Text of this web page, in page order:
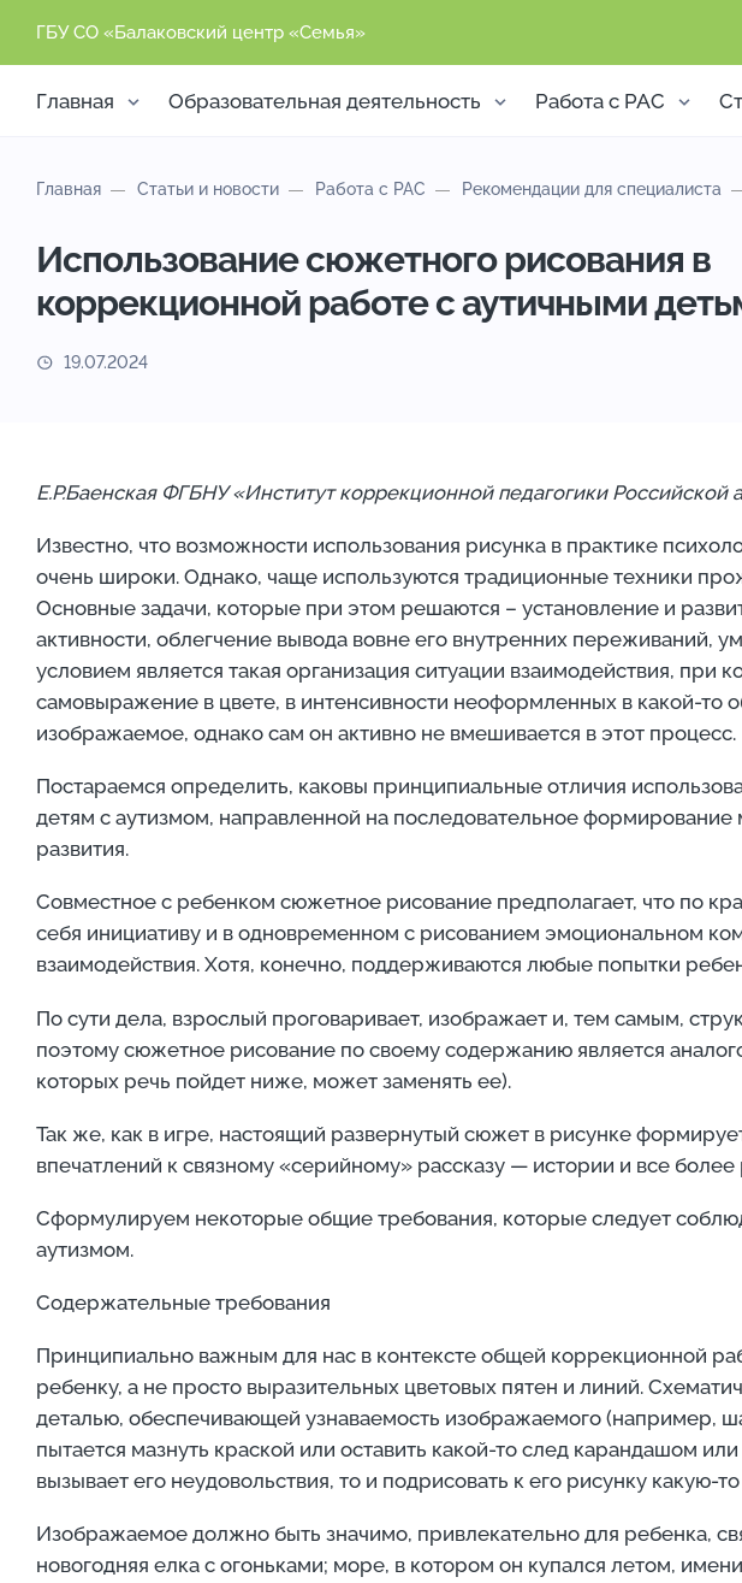
ГБУ СО «Балаковский центр «Семья»
Главная Образовательная деятельность Работа с РАС
Главная Статьи и новости Работа с РАС Рекомендации для специалиста
Использование сюжетного рисования в
коррекционной работе с аутичными
19.07.2024
Е.Р.Баенская ФГБНУ «Институт коррекционной педагогики Российской
Известно, что возможности использования рисунка в практике
очень широки. Однако, чаще используются традиционные техники
Основные задачи, которые при этом решаются – установление и
активности, облегчение вывода вовне его внутренних переживаний,
условием является такая организация ситуации взаимодействия,
самовыражение в цвете, в интенсивности неоформленных в какой-то
изображаемое, однако сам он активно не вмешивается в этот процесс.
Постараемся определить, каковы принципиальные отличия
детям с аутизмом, направленной на последовательное
развития.
Совместное с ребенком сюжетное рисование предполагает, что по
себя инициативу и в одновременном с рисованием эмоциональном
взаимодействия. Хотя, конечно, поддерживаются любые попытки
По сути дела, взрослый проговаривает, изображает и, тем самым,
поэтому сюжетное рисование по своему содержанию является
которых речь пойдет ниже, может заменять ее).
Так же, как в игре, настоящий развернутый сюжет в рисунке
впечатлений к связному «серийному» рассказу — истории и все
Сформулируем некоторые общие требования, которые следует
аутизмом.
Содержательные требования
Принципиально важным для нас в контексте общей коррекционной
ребенку, а не просто выразительных цветовых пятен и линий.
деталью, обеспечивающей узнаваемость изображаемого (например,
пытается мазнуть краской или оставить какой-то след карандашом
вызывает его неудовольствия, то и подрисовать к его рисунку
Изображаемое должно быть значимо, привлекательно для ребенка,
новогодняя елка с огоньками; море, в котором он купался летом,